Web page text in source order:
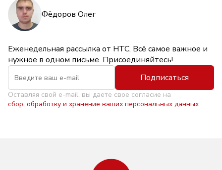
Фёдоров Олег
Еженедельная рассылка от НТС. Всё самое важное и
нужное в одном письме. Присоединяйтесь!
Подписаться
Оставляя свой e-mail, вы даете свое согласие на
сбор, обработку и хранение ваших персональных данных